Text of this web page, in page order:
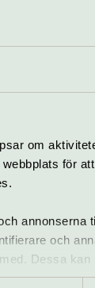
om
för
annonserna
och
Dessa kan
samlat in när